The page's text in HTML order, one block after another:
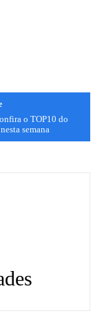
o TOP10 do
semana